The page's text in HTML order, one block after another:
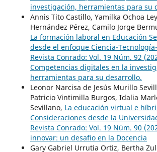
investigación, herramientas para su
Annis Tito Castillo, Yamilka Ochoa
Hernández Pérez, Camilo Jorge
La formación laboral en Educación
desde el enfoque Ciencia-
Revista Conrado: Vol. 19 Núm. 92
Competencias digitales en la
herramientas para su desarrollo.
Leonor Narcisa de Jesús Murillo
Patricio Vintimilla Burgos, Idalia
Sevillano, La educación virtual e
Consideraciones desde la
Revista Conrado: Vol. 19 Núm. 90
innovar: un desafio en la Docencia
Gary Gabriel Urrutia Ortiz, Bertha